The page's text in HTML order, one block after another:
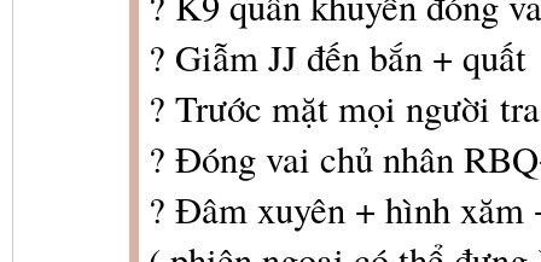
? Giẫm JJ đến bắn + quất
? Trước mặt mọi người
? Đóng vai chủ nhân
? Đâm xuyên + hình xăm